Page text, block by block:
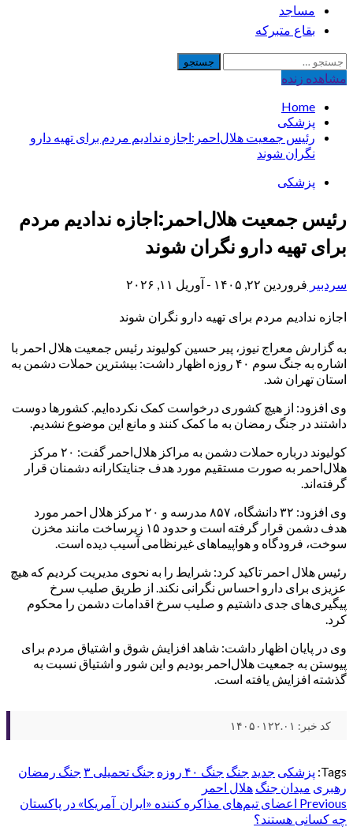
مساجد
بقاع متبرکه
جستجو
برای:
مشاهده‌ زنده
Home
پزشکی
رئیس جمعیت هلال‌احمر:اجازه ندادیم مردم برای تهیه دارو
نگران شوند
پزشکی
رئیس جمعیت هلال‌احمر:اجازه ندادیم مردم
برای تهیه دارو نگران شوند
سردبیر فروردین ۲۲, ۱۴۰۵ - آوریل ۱۱, ۲۰۲۶
اجازه ندادیم مردم برای تهیه دارو نگران شوند
به گزارش معراج نیوز، پیر حسین کولیوند رئیس جمعیت هلال احمر با
اشاره به جنگ سوم ۴۰ روزه اظهار داشت: بیشترین حملات دشمن به
استان تهران شد.
وی افزود: از هیچ کشوری درخواست کمک نکرده‌ایم. کشورها دوست
داشتند در جنگ رمضان به ما کمک کنند و مانع این موضوع نشدیم.
کولیوند درباره حملات دشمن به مراکز هلال‌احمر گفت: ۲۰ مرکز
هلال‌احمر به صورت مستقیم مورد هدف جنایتکارانه دشمنان قرار
گرفته‌اند.
وی افزود: ۳۲ دانشگاه، ۸۵۷ مدرسه و ۲۰ مرکز هلال احمر مورد
هدف دشمن قرار گرفته است و حدود ۱۵ زیرساخت مانند مخزن
سوخت، فرودگاه و هواپیماهای غیرنظامی آسیب دیده است.
رئیس هلال احمر تاکید کرد: شرایط را به نحوی مدیریت کردیم که هیچ
عزیزی برای دارو احساس نگرانی نکند. از طریق صلیب سرخ
پیگیری‌های جدی داشتیم و صلیب سرخ اقدامات دشمن را محکوم
کرد.
وی در پایان اظهار داشت: شاهد افزایش شوق و اشتیاق مردم برای
پیوستن به جمعیت هلال‌احمر بودیم و این شور و اشتیاق نسبت به
گذشته افزایش یافته است.
کد خبر: ۱۴۰۵۰۱۲۲.۰۱
Tags: پزشکی جدید جنگ جنگ ۴۰ روزه جنگ تحمیلی ۳
جنگ رمضان
رهبری میدان جنگ هلال احمر
Post
Previous اعضای تیم‌های مذاکره کننده «ایران_آمریکا» در پاکستان
چه کسانی هستند؟